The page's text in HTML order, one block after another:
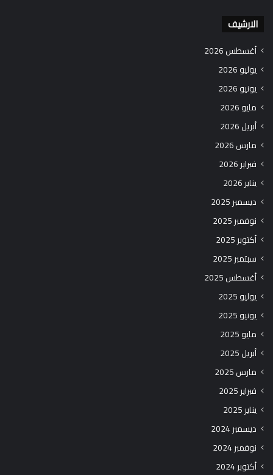
الارشيف
أغسطس 2026
يوليو 2026
يونيو 2026
مايو 2026
أبريل 2026
مارس 2026
فبراير 2026
يناير 2026
ديسمبر 2025
نوفمبر 2025
أكتوبر 2025
سبتمبر 2025
أغسطس 2025
يوليو 2025
يونيو 2025
مايو 2025
أبريل 2025
مارس 2025
فبراير 2025
يناير 2025
ديسمبر 2024
نوفمبر 2024
أكتوبر 2024